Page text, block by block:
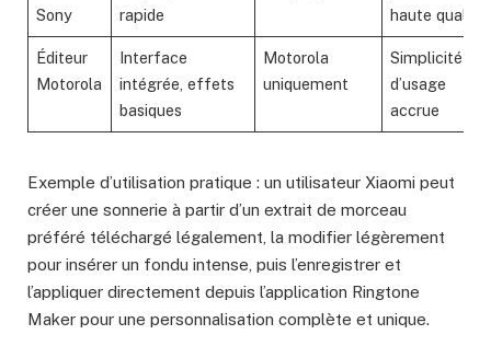
Sony
rapide
haute qualité
Éditeur
Motorola
Interface
intégrée, effets
basiques
Motorola
uniquement
Simplicité
d’usage
accrue
Exemple d’utilisation pratique : un utilisateur Xiaomi peut
créer une sonnerie à partir d’un extrait de morceau
préféré téléchargé légalement, la modifier légèrement
pour insérer un fondu intense, puis l’enregistrer et
l’appliquer directement depuis l’application Ringtone
Maker pour une personnalisation complète et unique.